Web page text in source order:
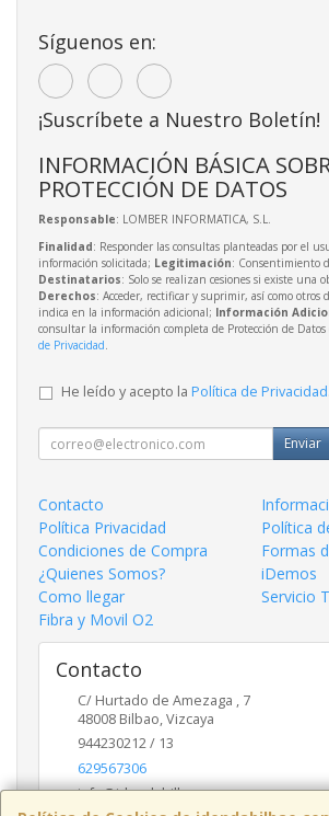
Síguenos en:
¡Suscríbete a Nuestro Boletín!
INFORMACIÓN BÁSICA
PROTECCIÓN DE DATOS
Responsable: LOMBER INFORMATICA, S.L.
Finalidad: Responder las consultas planteadas por el
información solicitada; Legitimación: Consentimiento
Destinatarios: Solo se realizan cesiones si existe una
Derechos: Acceder, rectificar y suprimir, así como otros
indica en la información adicional; Información
consultar la información completa de Protección de
de Privacidad.
He leído y acepto la Política de Privacidad
Enviar
Contacto
Política Privacidad
Política
Condiciones de Compra
Formas
¿Quienes Somos?
iDemos
Como llegar
Servicio
Fibra y Movil O2
Contacto
C/ Hurtado de Amezaga , 7
48008 Bilbao,Vizcaya
944230212 / 13
629567306
info@idendabilbao.com